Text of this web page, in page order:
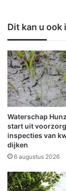
o
v
a
n
L
a
n
g
R
o
o
s
w
e
e
r
v
r
i
j
n
e
r
Dit kan u
Waterschap
start uit
inspecties van
dijken
6 augustus 2026